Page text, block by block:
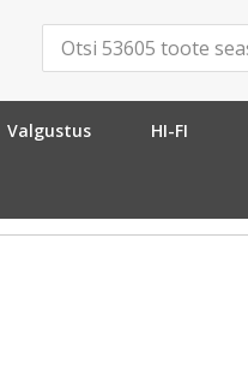
Valgustus HI-FI